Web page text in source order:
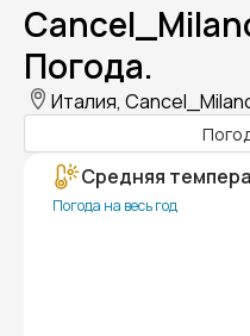
Погода.
Италия,
Средняя
Погода на весь год